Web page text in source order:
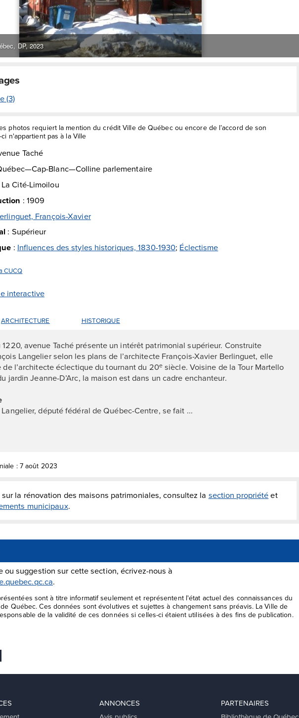
DP, 2023
(3)
photos requiert la mention du crédit Ville de Québec ou encore de l’accord de son
n'appartient pas à la Ville
Taché
Blanc—Colline parlementaire
La Cité-Limoilou
: 1909
François-Xavier
: Supérieur
: Influences des styles historiques, 1830-1930; Éclectisme
CUCQ
interactive
ARCHITECTURE HISTORIQUE
1220, avenue Taché présente un intérêt patrimonial supérieur. Construite
Langelier selon les plans de l’architecte François-Xavier Berlinguet, elle
l’architecte éclectique du tournant du 20esiècle. Voisine de la Tour Martello
jardin Jeanne-D’Arc, la maison est dans un cadre enchanteur.
Langelier, député fédéral de Québec-Centre, se fait ...
: 7 août 2023
la rénovation des maisons patrimoniales, consultez la section propriétéet
municipaux.
ou suggestion sur cette section, écrivez-nous à
.
sont à titre informatif seulement et représentent l'état actuel des connaissances du
Québec. Ces données sont évolutives et sujettes à changement sans préavis. La Ville de
de la validité de ces données si celles-ci étaient utilisées à des fins de publication.
Ã un ami
ANNONCES
PARTENAIRES